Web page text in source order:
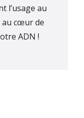
l’usage au
cœur de
ADN !